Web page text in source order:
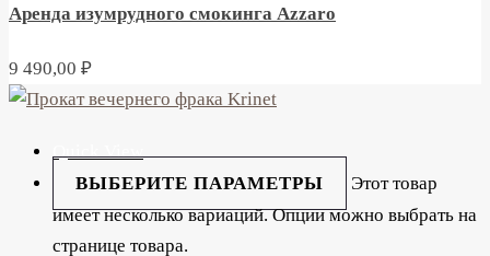
Аренда изумрудного смокинга Azzaro
9 490,00 ₽
Quick View
ВЫБЕРИТЕ ПАРАМЕТРЫ
Этот товар
имеет несколько вариаций. Опции можно выбрать на
странице товара.